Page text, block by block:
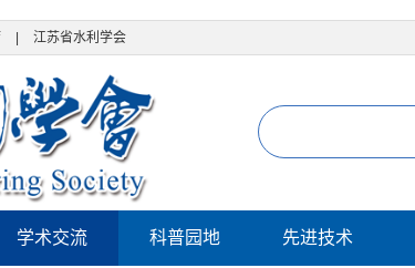
江苏省水利学会
学术交流 科普园地 先进技术